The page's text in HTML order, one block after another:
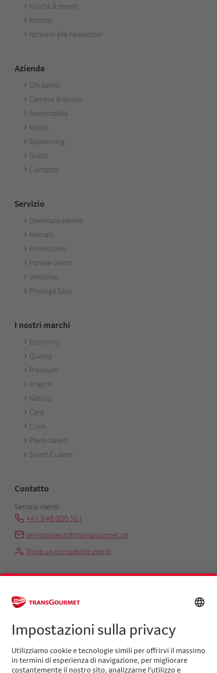
Footer
Aktuell
Novità & eventi
Ricette
Iscriversi alla newsletter
Azienda
Footer
Unternehmen
Chi siamo
Carriera & lavoro
Sostenibilità
Media
Sponsoring
Gusto
Contatto
Servizio
Footer
Services
Diventare cliente
Mercati
Promozioni
Portale clienti
Webshop
Prodega Easy
I nostri marchi
Footer
Unsere
Marken
Economy
Quality
Premium
Origine
Natura
Care
Cook
Plant-based
Smart Cuisine
Contatto
Servizio clienti
+41 848 000 501
servizioclienti@transgourmet.ch
Trova un consulente clienti
Centrale
info@transgourmet.ch
Select
your
language
Seguiteci su